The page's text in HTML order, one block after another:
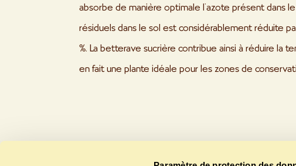
absorbe de manière optimale l’azote présent dans
résiduels dans le sol est considérablement réduite
%. La betterave sucrière contribue ainsi à réduire la
en fait une plante idéale pour les zones de